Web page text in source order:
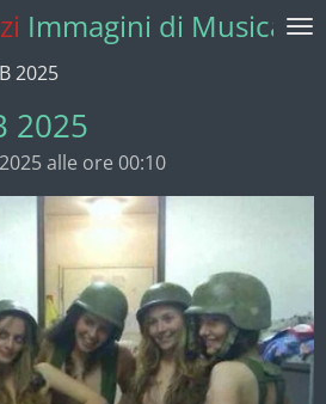
Immagini di Musica
2025
2025
alle ore 00:10